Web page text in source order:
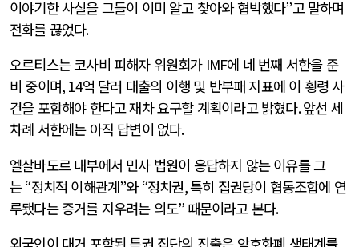
이야기한 사실을 그들이 이미 알고 찾아와 협박했다”고 말하며
전화를 끊었다.
오르티스는 코사비 피해자 위원회가 IMF에 네 번째 서한을 준
비 중이며, 14억 달러 대출의 이행 및 반부패 지표에 이 횡령 사
건을 포함해야 한다고 재차 요구할 계획이라고 밝혔다.앞선 세
차례 서한에는 아직 답변이 없다.
엘살바도르 내부에서 민사 법원이 응답하지 않는 이유를 그
는“정치적 이해관계”와“정치권,특히 집권당이 협동조합에 연
루됐다는 증거를 지우려는 의도” 때문이라고 본다.